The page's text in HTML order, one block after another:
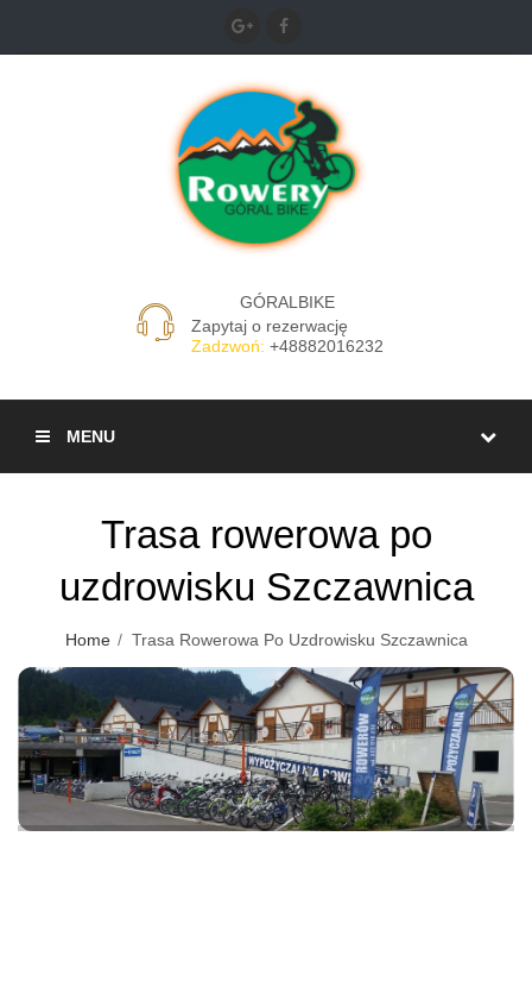
GÓRALBIKE
Zapytaj o rezerwację
Zadzwoń: +48882016232
MENU
Trasa rowerowa po
uzdrowisku Szczawnica
Home Trasa Rowerowa Po Uzdrowisku Szczawnica